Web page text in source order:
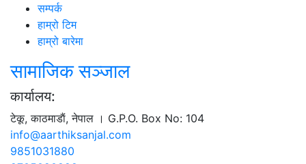
सम्पर्क
हाम्रो टिम
हाम्रो बारेमा
सामाजिक सञ्जाल
कार्यालय:
टेकू, काठमाडाैं, नेपाल । G.P.O. Box No: 104
info@aarthiksanjal.com
9851031880